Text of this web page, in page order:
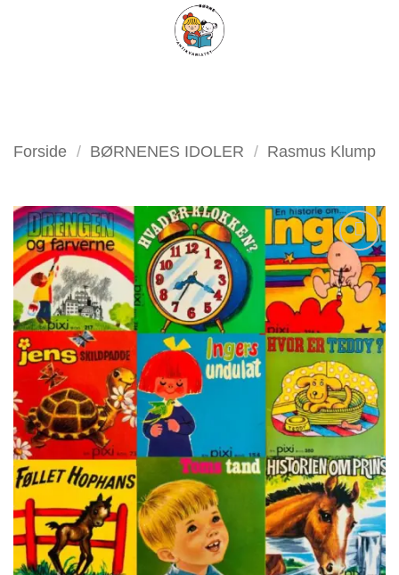
FILTER
Forside / BØRNENES IDOLER / Rasmus Klump
Tilføj
som
favorit